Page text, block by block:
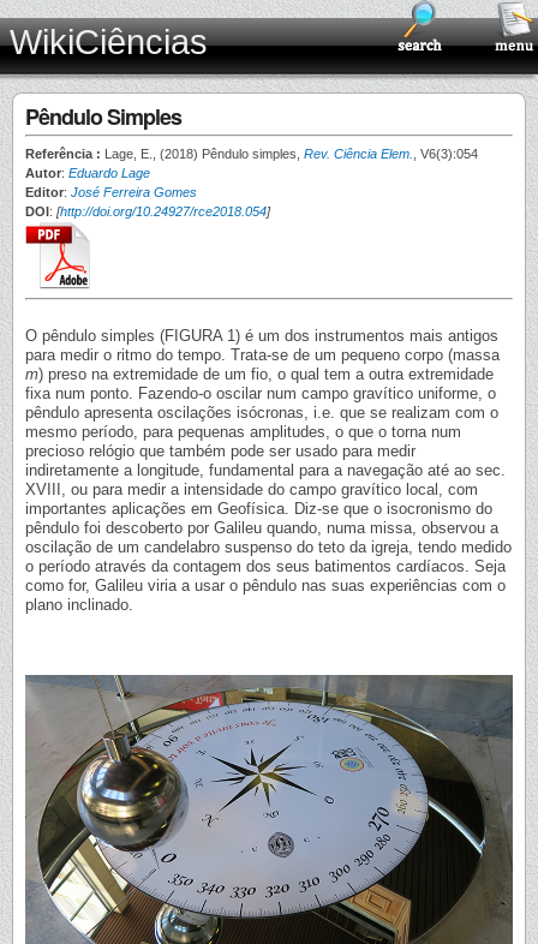
WikiCiências
Pêndulo Simples
Referência : Lage, E., (2018) Pêndulo simples, Rev. Ciência Elem.
, V6(3):054
Autor: Eduardo Lage
Editor: José Ferreira Gomes
DOI: [http://doi.org/10.24927/rce2018.054]
O pêndulo simples (FIGURA 1) é um dos instrumentos mais antigos
para medir o ritmo do tempo. Trata-se de um pequeno corpo (massa
m) preso na extremidade de um fio, o qual tem a outra extremidade
fixa num ponto. Fazendo-o oscilar num campo gravítico uniforme, o
pêndulo apresenta oscilações isócronas, i.e. que se realizam com o
mesmo período, para pequenas amplitudes, o que o torna num
precioso relógio que também pode ser usado para medir
indiretamente a longitude, fundamental para a navegação até ao sec.
XVIII, ou para medir a intensidade do campo gravítico local, com
importantes aplicações em Geofísica. Diz-se que o isocronismo do
pêndulo foi descoberto por Galileu quando, numa missa, observou a
oscilação de um candelabro suspenso do teto da igreja, tendo medido
o período através da contagem dos seus batimentos cardíacos. Seja
como for, Galileu viria a usar o pêndulo nas suas experiências com o
plano inclinado.